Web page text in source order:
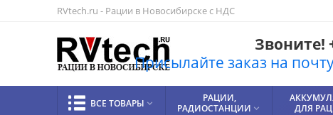
RVtech.ru - Рации в Новосибирске с НДС
Звоните!
Присылайте заказ на
ВСЕ ТОВАРЫ 
РАЦИИ,
РАДИОСТАНЦИИ 
ДЛЯ